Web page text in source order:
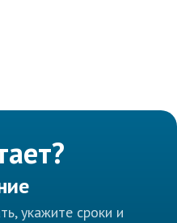
укажите сроки и